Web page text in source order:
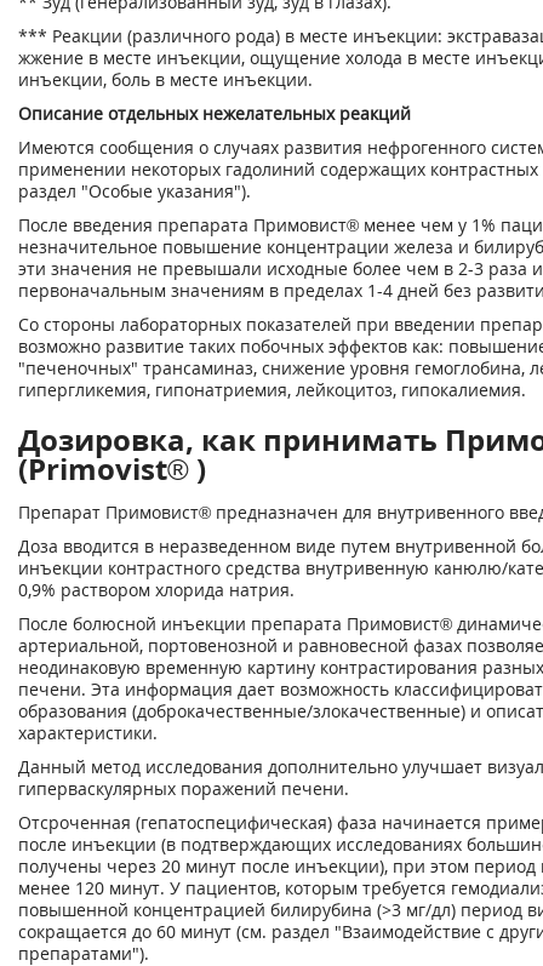
*** Реакции (различного рода) в месте инъекции:
жжение в месте инъекции, ощущение холода в месте
инъекции, боль в месте инъекции.
Описание отдельных нежелательных реакций
Имеются сообщения о случаях развития нефрогенного
применении некоторых гадолиний содержащих контрастных
раздел "Особые указания").
После введения препарата Примовист® менее чем у 1%
незначительное повышение концентрации железа и
эти значения не превышали исходные более чем в 2-3 раза
первоначальным значениям в пределах 1-4 дней без
Со стороны лабораторных показателей при введении
возможно развитие таких побочных эффектов как:
"печеночных" трансаминаз, снижение уровня гемоглобина,
гипергликемия, гипонатриемия, лейкоцитоз, гипокалиемия.
Дозировка, как принимать
(Primovist® )
Препарат Примовист® предназначен для внутривенного
Доза вводится в неразведенном виде путем внутривенной
инъекции контрастного средства внутривенную канюлю/
0,9% раствором хлорида натрия.
После болюсной инъекции препарата Примовист®
артериальной, портовенозной и равновесной фазах
неодинаковую временную картину контрастирования
печени. Эта информация дает возможность
образования (доброкачественные/злокачественные) и
характеристики.
Данный метод исследования дополнительно улучшает
гиперваскулярных поражений печени.
Отсроченная (гепатоспецифическая) фаза начинается
после инъекции (в подтверждающих исследованиях
получены через 20 минут после инъекции), при этом период
менее 120 минут. У пациентов, которым требуется
повышенной концентрацией билирубина (>3 мг/дл) период
сокращается до 60 минут (см. раздел "Взаимодействие с
препаратами").